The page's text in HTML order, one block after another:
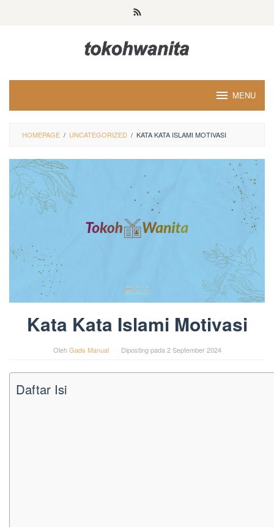
MENU
HOMEPAGE / UNCATEGORIZED / KATA KATA ISLAMI MOTIVASI
Kata Kata Islami Motivasi
OlehGads Manual Diposting pada 2 September 2024
Daftar Isi